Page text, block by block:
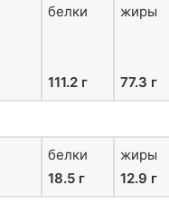
белки
111.2 г
жиры
77.3 г
белки
18.5 г
жиры
12.9 г